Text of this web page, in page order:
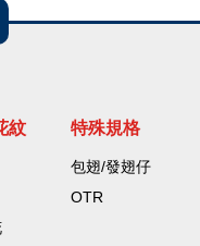
紋 特殊規格
包翅/發翅仔
OTR